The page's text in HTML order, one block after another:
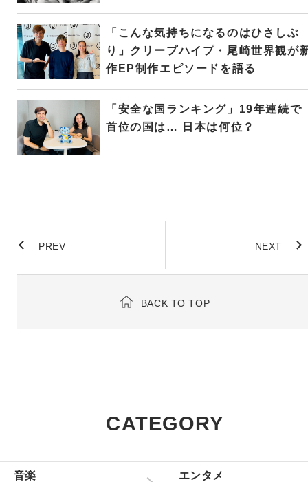
「こんな気持ちになるのはひさしぶ
り」クリープハイプ・尾崎世界観が
作EP制作エピソードを語る
「安全な国ランキング」19年連続で
首位の国は… 日本は何位？
PREV NEXT
BACK TO TOP
CATEGORY
音楽 エンタメ